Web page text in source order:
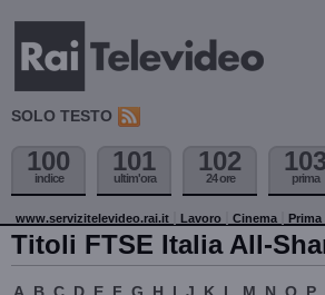
SOLO TESTO
100
indice
101
ultim'ora
102
24 ore prima
www.servizitelevideo.rai.it Lavoro Cinema Prima
Titoli FTSE Italia All-